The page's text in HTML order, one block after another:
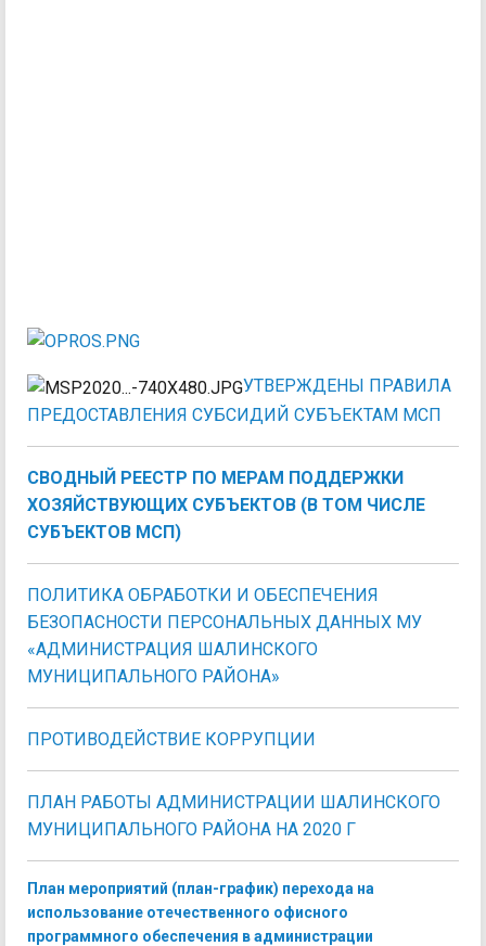
УТВЕРЖДЕНЫ ПРАВИЛА
ПРЕДОСТАВЛЕНИЯ СУБСИДИЙ СУБЪЕКТАМ МСП
СВОДНЫЙ РЕЕСТР ПО МЕРАМ ПОДДЕРЖКИ
ХОЗЯЙСТВУЮЩИХ СУБЪЕКТОВ (В ТОМ ЧИСЛЕ
СУБЪЕКТОВ МСП)
ПОЛИТИКА ОБРАБОТКИ И ОБЕСПЕЧЕНИЯ
БЕЗОПАСНОСТИ ПЕРСОНАЛЬНЫХ ДАННЫХ МУ
«АДМИНИСТРАЦИЯ ШАЛИНСКОГО
МУНИЦИПАЛЬНОГО РАЙОНА»
ПРОТИВОДЕЙСТВИЕ КОРРУПЦИИ
ПЛАН РАБОТЫ АДМИНИСТРАЦИИ ШАЛИНСКОГО
МУНИЦИПАЛЬНОГО РАЙОНА НА 2020 Г
План мероприятий (план-график) перехода на
использование отечественного офисного
программного обеспечения в администрации